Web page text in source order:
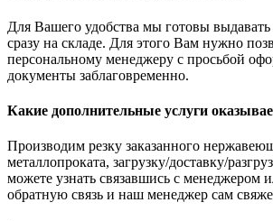
Для Вашего удобства мы готовы выдавать
сразу на складе. Для этого Вам нужно
персональному менеджеру с просьбой
документы заблаговременно.
Какие дополнительные услуги
Производим резку заказанного
металлопроката, загрузку/доставку/
можете узнать связавшись с менеджером
обратную связь и наш менеджер сам